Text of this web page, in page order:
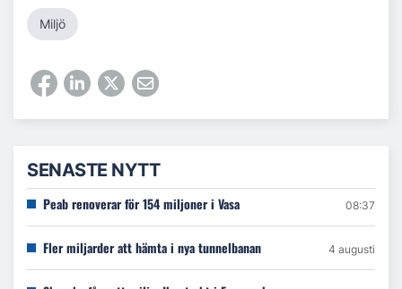
Miljö
SENASTE NYTT
Peab renoverar för 154 miljoner i Vasa 08:37
Fler miljarder att hämta i nya tunnelbanan 4 augusti